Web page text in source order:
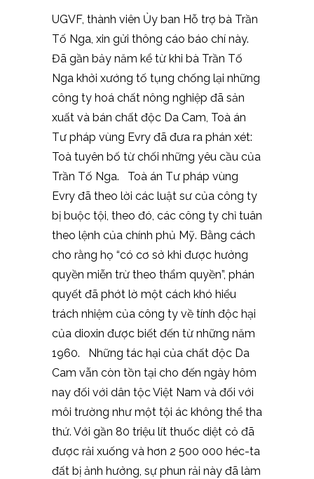
UGVF, thành viên Ủy ban Hỗ trợ bà Trần
Tố Nga, xin gửi thông cáo báo chí này.
Đã gần bảy năm kể từ khi bà Trần Tố
Nga khởi xướng tố tụng chống lại những
công ty hoá chất nông nghiệp đã sản
xuất và bán chất độc Da Cam, Toà án
Tư pháp vùng Evry đã đưa ra phán xét:
Toà tuyên bố từ chối những yêu cầu của
Trần Tố Nga. Toà án Tư pháp vùng
Evry đã theo lời các luật sư của công ty
bị buộc tội, theo đó, các công ty chỉ tuân
theo lệnh của chính phủ Mỹ. Bằng cách
cho rằng họ “có cơ sở khi được hưởng
quyền miễn trừ theo thẩm quyền”, phán
quyết đã phớt lờ một cách khó hiểu
trách nhiệm của công ty về tính độc hại
của dioxin được biết đến từ những năm
1960. Những tác hại của chất độc Da
Cam vẫn còn tồn tại cho đến ngày hôm
nay đối với dân tộc Việt Nam và đối với
môi trường như một tội ác không thể tha
thứ. Với gần 80 triệu lít thuốc diệt cỏ đã
được rải xuống và hơn 2 500 000 héc-ta
đất bị ảnh hưởng, sự phun rải này đã làm